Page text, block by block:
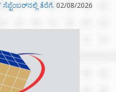
ಸೆಪ್ಟೆಂಬರ್‌ನಲ್ಲಿ ತೆರೆಗೆ. 02/08/2026